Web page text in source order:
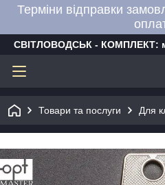
Терміни відправки
СВІТЛОВОДСЬК - КОМПЛЕКТ:
Товари та послуги Для